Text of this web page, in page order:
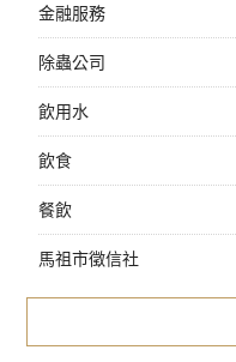
金融服務
除蟲公司
飲用水
飲食
餐飲
馬祖市徵信社